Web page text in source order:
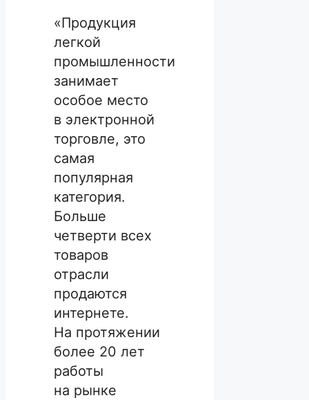
«Продукция
легкой
промышленности
занимает
особое место
в электронной
торговле, это
самая
популярная
категория.
Больше
четверти всех
товаров
отрасли
продаются
интернете.
На протяжении
более 20 лет
работы
на рынке